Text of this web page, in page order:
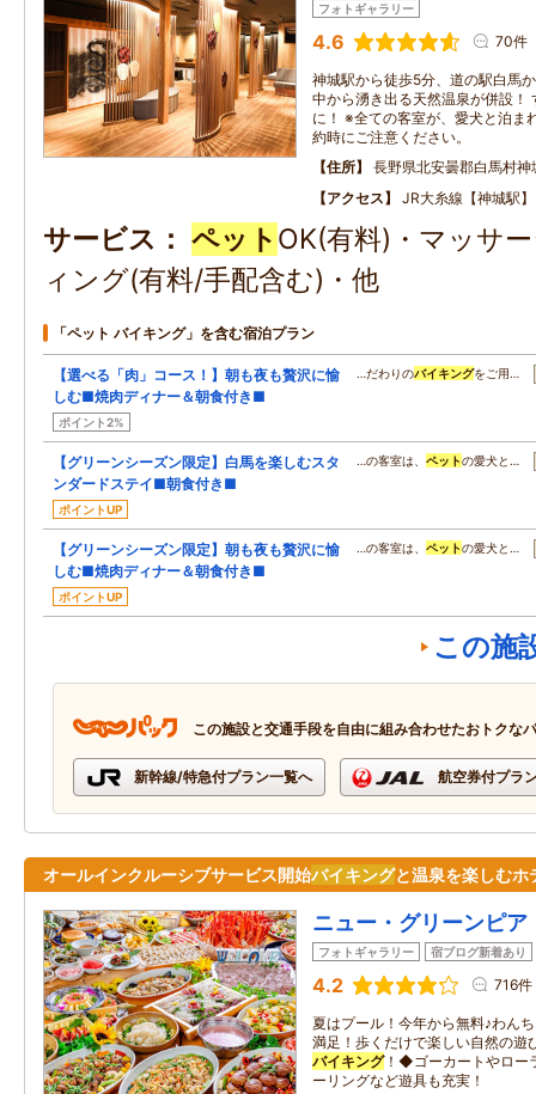
フォトギャラリー
4.6 70件
神城駅から徒歩5分、道の駅白馬
中から湧き出る天然温泉が併設！
に！ ※全ての客室が、愛犬と泊ま
約時にご注意ください。
住所
長野県北安曇郡白馬村神
アクセス
JR大糸線【神城駅
サービス ペット OK(有料)・マッサ
ィング(有料/手配含む)・他
「ペット バイキング」を含む宿泊プラン
【選べる「肉」コース！】朝も夜も贅沢に愉
しむ■焼肉ディナー＆朝食付き■
ポイント2%
…だわりのバイキングをご用…
【グリーンシーズン限定】白馬を楽しむスタ
ンダードステイ■朝食付き■
ポイントUP
…の客室は、 ペットの愛犬と…
【グリーンシーズン限定】朝も夜も贅沢に愉
しむ■焼肉ディナー＆朝食付き■
ポイントUP
…の客室は、 ペットの愛犬と…
この施
この施設と交通手段を自由に組み合わせたおトクな
新幹線/特急付プラン一覧へ 航空券付プラ
オールインクルーシブサービス開始バイキングと温泉を楽しむホ
ニュー・グリーンピ
フォトギャラリー 宿ブログ新着あり
4.2 716件
夏はプール！今年から無料♪わん
満足！歩くだけで楽しい自然の
バイキング！◆ゴーカートやロー
ーリングなど遊具も充実！